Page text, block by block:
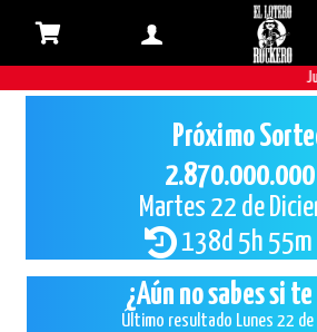
Próximo
Martes 22 de
138d 5h 55m
¿Aún no sabes si
Último resultado Lunes 22 de